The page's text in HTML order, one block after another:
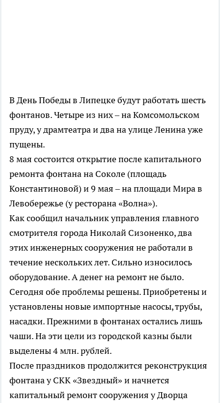
В День Победы в Липецке будут работать шесть
фонтанов. Четыре из них – на Комсомольском
пруду, у драмтеатра и два на улице Ленина уже
пущены.
8 мая состоится открытие после капитального
ремонта фонтана на Соколе (площадь
Константиновой) и 9 мая – на площади Мира в
Левобережье (у ресторана «Волна»).
Как сообщил начальник управления главного
смотрителя города Николай Сизоненко, два
этих инженерных сооружения не работали в
течение нескольких лет. Сильно износилось
оборудование. А денег на ремонт не было.
Сегодня обе проблемы решены. Приобретены и
установлены новые импортные насосы, трубы,
насадки. Прежними в фонтанах остались лишь
чаши. На эти цели из городской казны были
выделены 4 млн. рублей.
После праздников продолжится реконструкция
фонтана у СКК «Звездный» и начнется
капитальный ремонт сооружения у Дворца